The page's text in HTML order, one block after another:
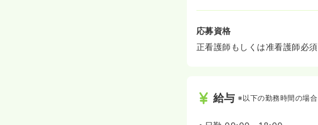
応募資格
正看護師もしくは准看護師必須
給与 ※以下の勤務時間の場合